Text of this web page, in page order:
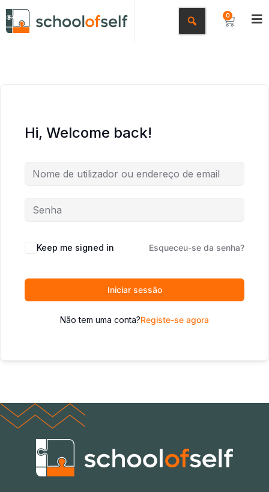
0
Hi, Welcome back!
Keep me signed in Esqueceu-se da senha?
Iniciar sessão
Não tem uma conta?Registe-se agora